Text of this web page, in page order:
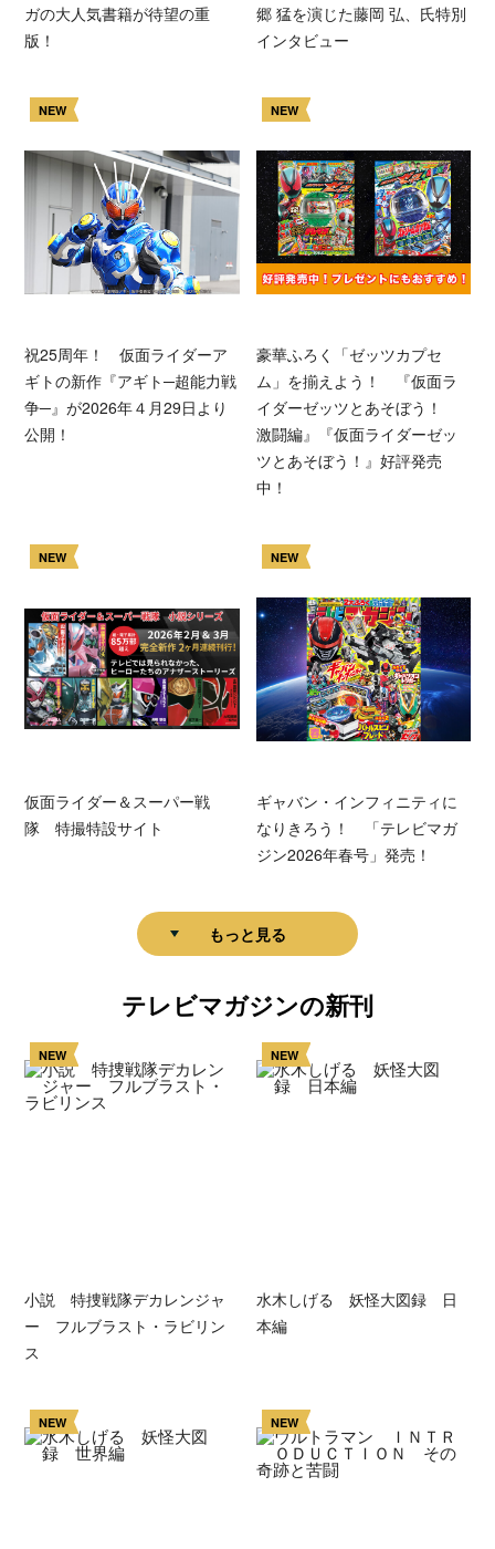
ガの大人気書籍が待望の重
版！
郷 猛を演じた藤岡 弘、氏特別
インタビュー
NEW
祝25周年！ 仮面ライダーア
ギトの新作『アギト─超能力戦
争─』が2026年４月29日より
公開！
NEW
豪華ふろく「ゼッツカプセ
ム」を揃えよう！ 『仮面ラ
イダーゼッツとあそぼう！
激闘編』『仮面ライダーゼッ
ツとあそぼう！』好評発売
中！
NEW
仮面ライダー＆スーパー戦
隊 特撮特設サイト
NEW
ギャバン・インフィニティに
なりきろう！ 「テレビマガ
ジン2026年春号」発売！
もっと見る
テレビマガジンの新刊
NEW
小説 特捜戦隊デカレンジャ
ー フルブラスト・ラビリン
ス
NEW
水木しげる 妖怪大図録 日
本編
NEW NEW